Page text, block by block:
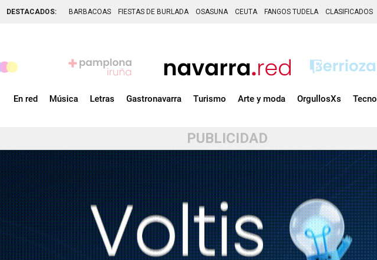
DESTACADOS: BARBACOAS FIESTAS DE BURLADA OSASUNA CEUTA FANGOS TUDELA CLASIFICADOS
En red Música Letras Gastronavarra Turismo Arte y moda OrgullosXs Tecno
PUBLICIDAD